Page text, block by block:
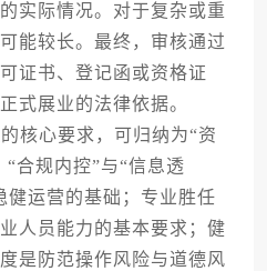
实际情况。对于复杂或重
能较长。最终，审核通过
证书、登记函或资格证
式展业的法律依据。
心要求，可归纳为“资
合规内控”与“信息透
健运营的基础；专业胜任
人员能力的基本要求；健
是防范操作风险与道德风